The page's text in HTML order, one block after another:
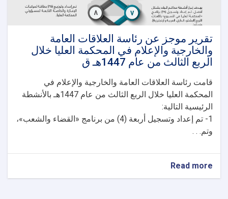
تقرير موجز عن رئاسة العلاقات العامة
والخارجية والإعلام في المحكمة العليا خلال
الربع الثالث من عام 1447هـ ق
قامت رئاسة العلاقات العامة والخارجية والإعلام في
المحكمة العليا خلال الربع الثالث من عام 1447هـ بالأنشطة
الرئيسية التالية:
1- تم إعداد وتسجيل أربعة (4) من برنامج «القضاء والشعب»،
وتم. . .
Read more